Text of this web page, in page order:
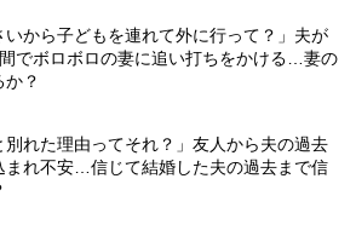
いから子どもを連れて外に行って？」夫が
でボロボロの妻に追い打ちをかける…妻の
か？
別れた理由ってそれ？」友人から夫の過去
まれ不安…信じて結婚した夫の過去まで信